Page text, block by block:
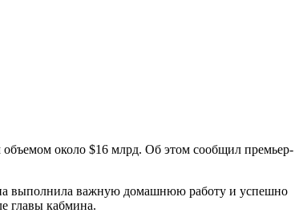
около $16 млрд. Об этом сообщил премьер-
выполнила важную домашнюю работу и успешно
главы кабмина.